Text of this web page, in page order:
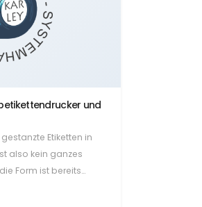
und
Etiketten in
also kein ganzes
Form ist bereits